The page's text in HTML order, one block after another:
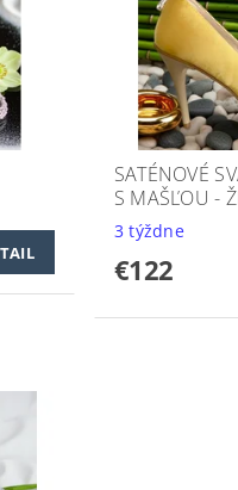
SATÉNOVÉ
S MAŠĽOU -
3 týždne
€122